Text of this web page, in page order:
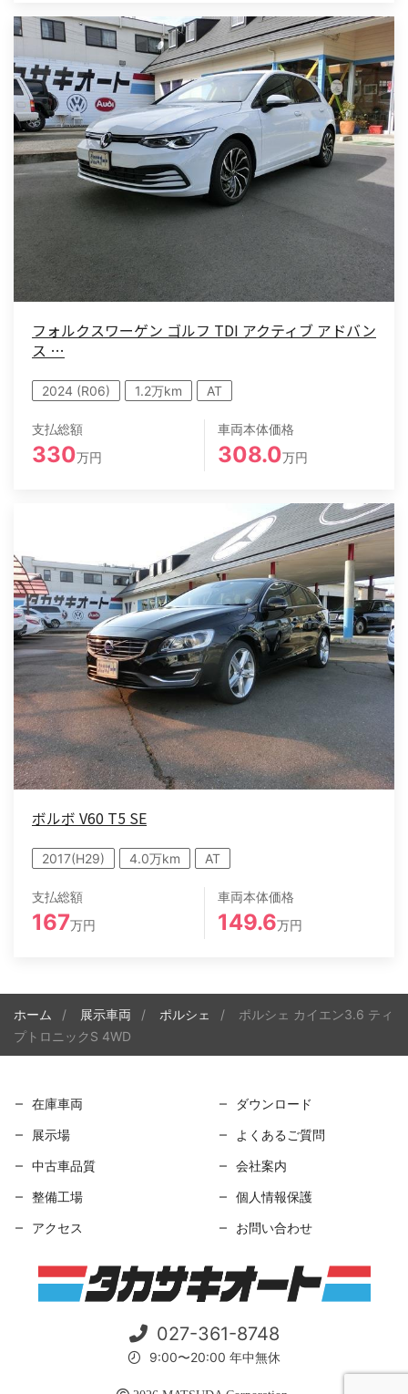
フォルクスワーゲン ゴルフ TDI アクティブ アドバン
ス …
2024 (R06) 1.2万km AT
支払総額
330万円
車両本体価格
308.0万円
ボルボ V60 T5 SE
2017(H29) 4.0万km AT
支払総額
167万円
車両本体価格
149.6万円
ホーム 展示車両 ポルシェ
ポルシェ カイエン3.6 ティ
プトロニックS 4WD
在庫車両
展示場
中古車品質
整備工場
アクセス
ダウンロード
よくあるご質問
会社案内
個人情報保護
お問い合わせ
027-361-8748
9:00〜20:00 年中無休